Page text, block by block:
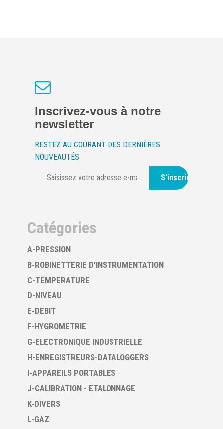
Inscrivez-vous à notre
newsletter
RESTEZ AU COURANT DES DERNIÈRES
NOUVEAUTÉS
S'inscrire
Catégories
A-PRESSION
B-ROBINETTERIE D'INSTRUMENTATION
C-TEMPERATURE
D-NIVEAU
E-DEBIT
F-HYGROMETRIE
G-ELECTRONIQUE INDUSTRIELLE
H-ENREGISTREURS-DATALOGGERS
I-APPAREILS PORTABLES
J-CALIBRATION - ETALONNAGE
K-DIVERS
L-GAZ